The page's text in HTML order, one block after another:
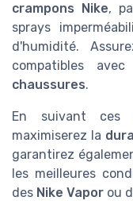
crampons Nike,
sprays
d'humidité.
compatibles
chaussures.
En suivant ces
maximiserez la
garantirez
les meilleures
des Nike Vapor ou